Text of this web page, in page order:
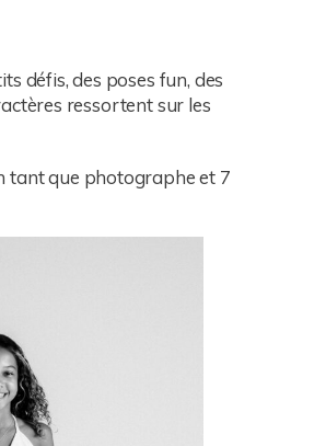
défis, des poses fun, des
ressortent sur les
tant que photographe et 7